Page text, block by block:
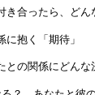
き合ったら、ど
に抱く「期待」
との関係にどん